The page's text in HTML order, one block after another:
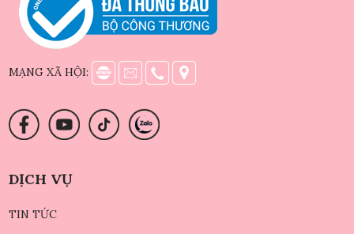
MẠNG XÃ HỘI:
DỊCH VỤ
TIN TỨC